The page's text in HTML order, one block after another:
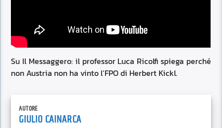
Su Il Messaggero: il professor Luca Ricolfi spiega perché
non Austria non ha vinto l’FPO di Herbert Kickl.
AUTORE
GIULIO CAINARCA